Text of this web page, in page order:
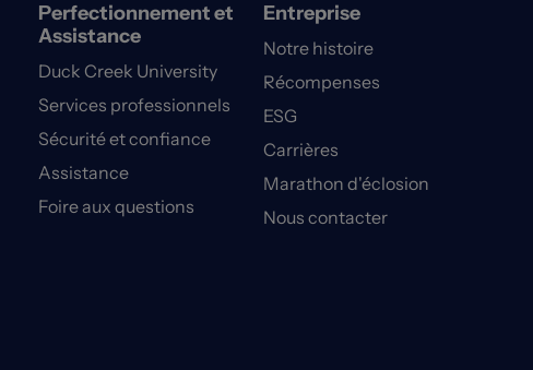
Perfectionnement et
Assistance
Duck Creek University
Services professionnels
Sécurité et confiance
Assistance
Foire aux questions
Entreprise
Notre histoire
Récompenses
ESG
Carrières
Marathon d'éclosion
Nous contacter